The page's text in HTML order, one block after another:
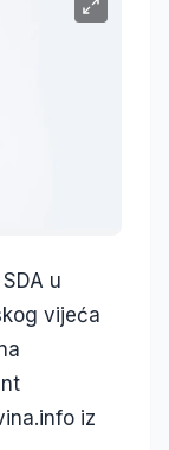
u
vijeća
iz